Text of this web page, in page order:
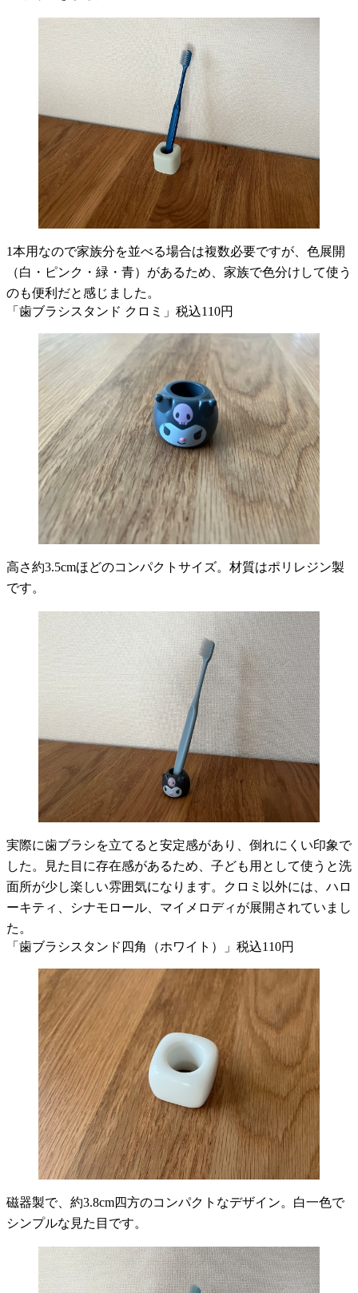
1本用なので家族分を並べる場合は複数必要ですが、色展開
（白・ピンク・緑・青）があるため、家族で色分けして使う
のも便利だと感じました。
「歯ブラシスタンド クロミ」税込110円
高さ約3.5cmほどのコンパクトサイズ。材質はポリレジン製
です。
実際に歯ブラシを立てると安定感があり、倒れにくい印象で
した。見た目に存在感があるため、子ども用として使うと洗
面所が少し楽しい雰囲気になります。クロミ以外には、ハロ
ーキティ、シナモロール、マイメロディが展開されていまし
た。
「歯ブラシスタンド四角（ホワイト）」税込110円
磁器製で、約3.8cm四方のコンパクトなデザイン。白一色で
シンプルな見た目です。